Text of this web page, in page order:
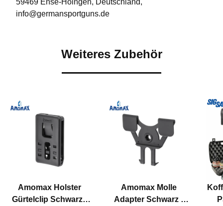
info@germansportguns.de
Weiteres Zubehör
Amomax Holster
Gürtelclip Schwarz -
Amomax Molle
Adapter Schwarz -